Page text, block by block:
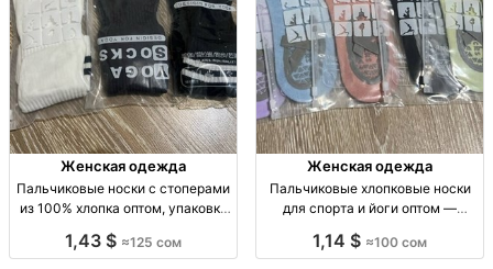
Женская одежда
Пальчиковые носки с стоперами
из 100% хлопка оптом, упаковка
100% х/б, р-р стандарт, уп. 10 шт.,
1,43 $ ≈125 сом
Женская одежда
Пальчиковые хлопковые носки
для спорта и йоги оптом —
пальчики, 100% хлопок, р-р
1,14 $ ≈100 сом